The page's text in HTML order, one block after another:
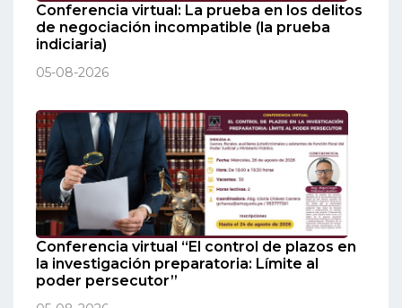
Conferencia virtual: La prueba en los delitos
de negociación incompatible (la prueba
indiciaria)
05-08-2026
Conferencia virtual “El control de plazos en
la investigación preparatoria: Límite al
poder persecutor”